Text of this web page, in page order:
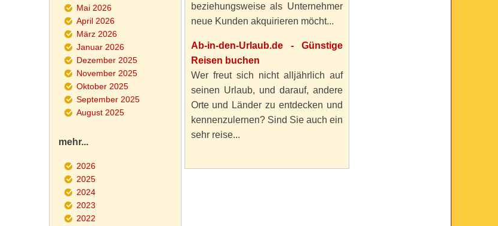
beziehungsweise als Unternehmer
neue Kunden akquirieren möcht...
Ab-in-den-Urlaub.de - Günstige
Reisen buchen
Wer freut sich nicht alljährlich auf
seinen Urlaub, und darauf, andere
Orte und Länder zu entdecken und
kennenzulernen? Sind Sie auch ein
sehr reise...
Mai 2026
April 2026
März 2026
Januar 2026
Dezember 2025
November 2025
Oktober 2025
September 2025
August 2025
mehr...
2026
2025
2024
2023
2022